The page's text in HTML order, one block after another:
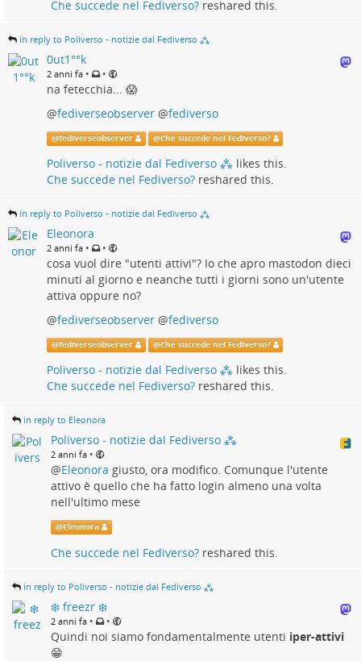
Che succede nel Fediverso? reshared this.
in reply to Poliverso - notizie dal Fediverso ⁂
0ut1°°k
2 anni fa • •
na fetecchia... 😱
@fediverseobserver @fediverso
@fediverseobserver @Che succede nel Fediverso?
Poliverso - notizie dal Fediverso ⁂ likes this.
Che succede nel Fediverso? reshared this.
in reply to Poliverso - notizie dal Fediverso ⁂
Eleonora
2 anni fa • •
cosa vuol dire "utenti attivi"? Io che apro mastodon dieci
minuti al giorno e neanche tutti i giorni sono un'utente
attiva oppure no?
@fediverseobserver @fediverso
@fediverseobserver @Che succede nel Fediverso?
Poliverso - notizie dal Fediverso ⁂ likes this.
Che succede nel Fediverso? reshared this.
in reply to Eleonora
Poliverso - notizie dal Fediverso ⁂
2 anni fa •
@Eleonora giusto, ora modifico. Comunque l'utente
attivo è quello che ha fatto login almeno una volta
nell'ultimo mese
@Eleonora
Che succede nel Fediverso? reshared this.
in reply to Poliverso - notizie dal Fediverso ⁂
❄️ freezr ❄️
2 anni fa • •
Quindi noi siamo fondamentalmente utenti iper-attivi
😁